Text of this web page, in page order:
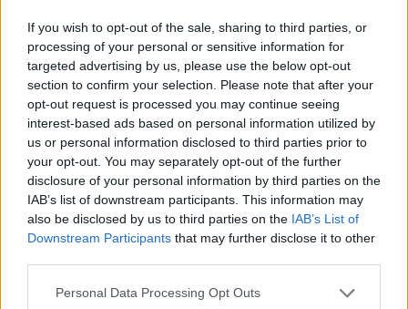
If you wish to opt-out of the sale, sharing to third parties, or
processing of your personal or sensitive information for
targeted advertising by us, please use the below opt-out
section to confirm your selection. Please note that after your
opt-out request is processed you may continue seeing
interest-based ads based on personal information utilized by
us or personal information disclosed to third parties prior to
your opt-out. You may separately opt-out of the further
disclosure of your personal information by third parties on the
IAB’s list of downstream participants. This information may
also be disclosed by us to third parties on the IAB’s List of
Downstream Participants that may further disclose it to other
Personal Data Processing Opt Outs
Németország újabb katonai segélycsomagot, a Nemzetközi
Valutaalap (IMF) pedig pénzügyi támogatást küldött
Ukrajnának. Az ukrán védelmi minisztérium és a német
kormány hétfői tájékoztatása szerint a katonai
segélycsomag 15 darab Leopard 1 A5 harckocsit, 2 darab
Gepard légvédelmi páncélost, 1 darab Panzerhaubitze
2000 önjáró löveget, valamint 2 darab Iris-T légvédelmi...
KEDVES OLVASÓNK!
A keresett cikk a portfolio.hu hírarchívumához
tartozik, melynek olvasása előfizetéses
regisztrációhoz kötött.